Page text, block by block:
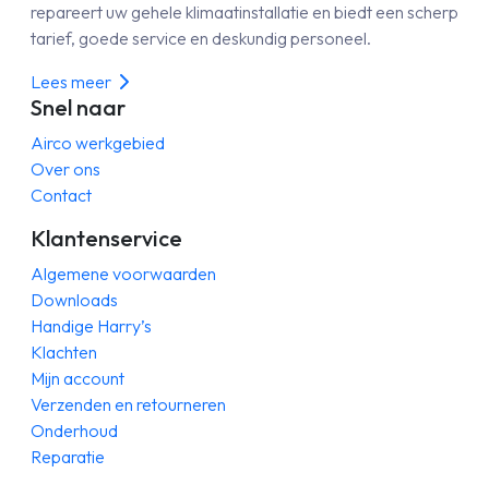
repareert uw gehele klimaatinstallatie en biedt een scherp
tarief, goede service en deskundig personeel.
Lees meer
Snel naar
Airco werkgebied
Over ons
Contact
Klantenservice
Algemene voorwaarden
Downloads
Handige Harry’s
Klachten
Mijn account
Verzenden en retourneren
Onderhoud
Reparatie